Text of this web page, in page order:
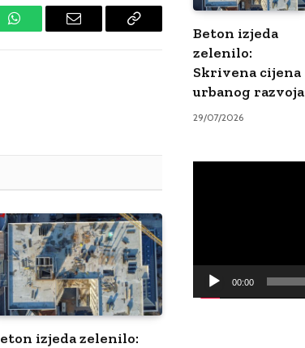
WhatsAppEmail
Copy
izjeda zelenilo:
Beton izjeda
zelenilo:
Skrivena cijena
urbanog razvoja
29/07/2026
00:00